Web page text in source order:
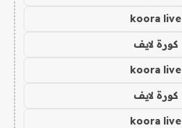
koora live
كورة لايف
koora live
كورة لايف
koora live